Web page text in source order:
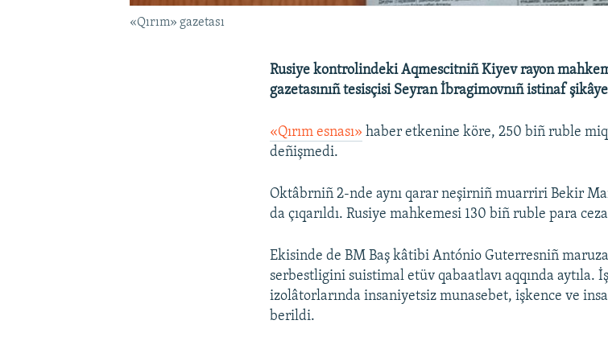
«Qırım» gazetası
Rusiye kontrolindeki Aqmescitniñ Kiyev rayon
gazetasınıñ tesisçisi Seyran İbragimovnıñ istinaf
«Qırım esnası» haber etkenine köre, 250 biñ ruble
deñişmedi.
Oktâbrniñ 2-nde aynı qarar neşirniñ muarriri Bekir
da çıqarıldı. Rusiye mahkemesi 130 biñ ruble para
Ekisinde de BM Baş kâtibi António Guterresniñ
serbestligini suistimal etüv qabaatlavı aqqında aytıla.
izolâtorlarında insaniyetsiz munasebet, işkence ve
berildi.